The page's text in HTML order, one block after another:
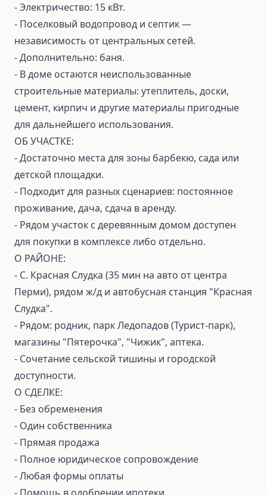
- Электричество: 15 кВт.
- Поселковый водопровод и септик —
независимость от центральных сетей.
- Дополнительно: баня.
- В доме остаются неиспользованные
строительные материалы: утеплитель, доски,
цемент, кирпич и другие материалы пригодные
для дальнейшего использования.
ОБ УЧАСТКЕ:
- Достаточно места для зоны барбекю, сада или
детской площадки.
- Подходит для разных сценариев: постоянное
проживание, дача, сдача в аренду.
- Рядом участок с деревянным домом доступен
для покупки в комплексе либо отдельно.
О РАЙОНЕ:
- С. Красная Слудка (35 мин на авто от центра
Перми), рядом ж/д и автобусная станция "Красная
Слудка".
- Рядом: родник, парк Ледопадов (Турист-парк),
магазины "Пятерочка", "Чижик", аптека.
- Сочетание сельской тишины и городской
доступности.
О СДЕЛКЕ:
- Без обременения
- Один собственника
- Прямая продажа
- Полное юридическое сопровождение
- Любая формы оплаты